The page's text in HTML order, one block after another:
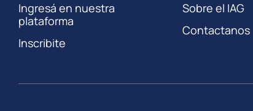
Ingresá en nuestra
plataforma
Inscribite
Sobre el IAG
Contactanos